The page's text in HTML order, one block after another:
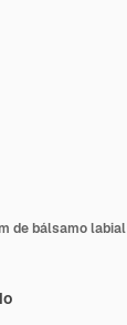
de bálsamo labial